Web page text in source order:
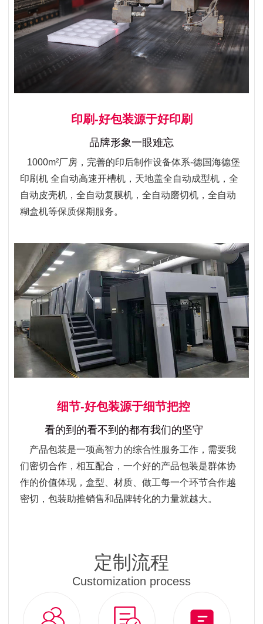
印刷-好包装源于好印刷
品牌形象一眼难忘
1000m²厂房，完善的印后制作设备体系-德国海德堡
印刷机 全自动高速开槽机，天地盖全自动成型机，全
自动皮壳机，全自动复膜机，全自动磨切机，全自动
糊盒机等保质保期服务。
细节-好包装源于细节把控
看的到的看不到的都有我们的坚守
产品包装是一项高智力的综合性服务工作，需要我
们密切合作，相互配合，一个好的产品包装是群体协
作的价值体现，盒型、材质、做工每一个环节合作越
密切，包装助推销售和品牌转化的力量就越大。
定制流程
Customization process